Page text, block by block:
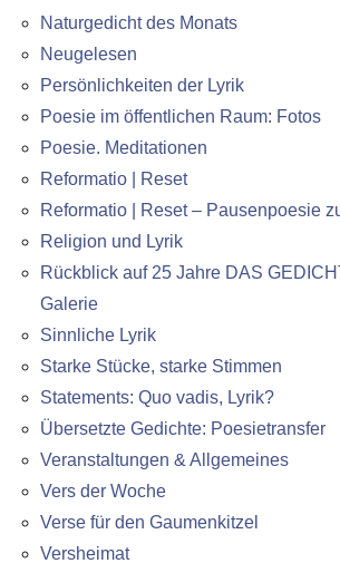
Naturgedicht des Monats
Neugelesen
Persönlichkeiten der Lyrik
Poesie im öffentlichen Raum: Fotos
Poesie. Meditationen
Reformatio | Reset
Reformatio | Reset – Pausenpoesie
Religion und Lyrik
Rückblick auf 25 Jahre DAS
Galerie
Sinnliche Lyrik
Starke Stücke, starke Stimmen
Statements: Quo vadis, Lyrik?
Übersetzte Gedichte: Poesietransfer
Veranstaltungen & Allgemeines
Vers der Woche
Verse für den Gaumenkitzel
Versheimat